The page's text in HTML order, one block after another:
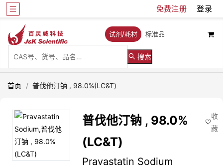
免费注册 登录
试剂/耗材 标准品
搜索
首页 / 普伐他汀钠 , 98.0%(LC&T)
普伐他汀钠 , 98.0%
(LC&T)
Pravastatin Sodium
收
藏